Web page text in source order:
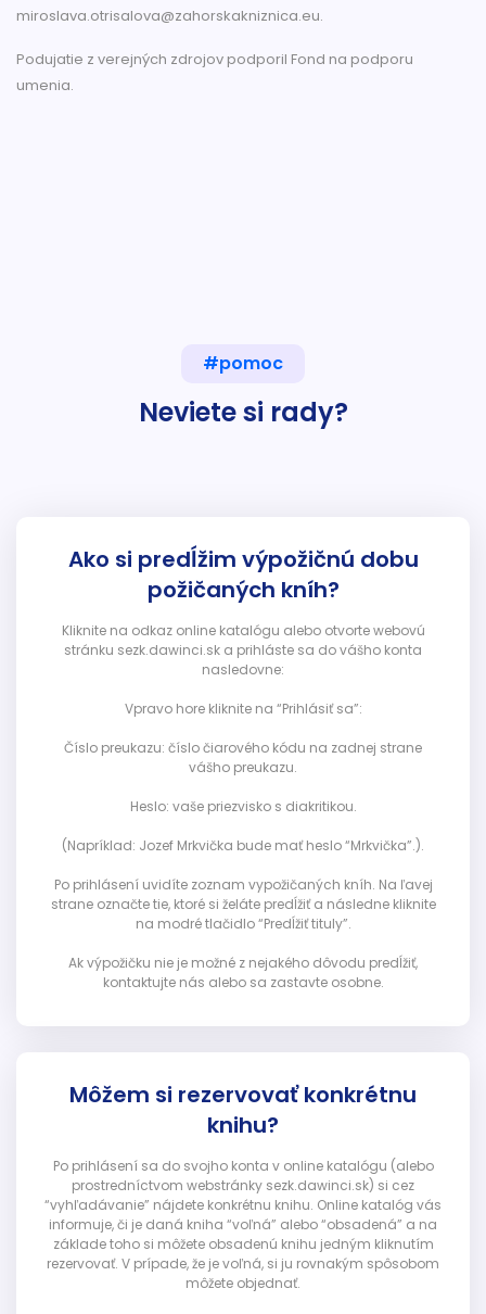
miroslava.otrisalova@zahorskakniznica.eu.
Podujatie z verejných zdrojov podporil Fond na podporu
umenia.
#pomoc
Neviete si rady?
Ako si predĺžim výpožičnú dobu
požičaných kníh?
Kliknite na odkaz online katalógu alebo otvorte webovú
stránku sezk.dawinci.sk a prihláste sa do vášho konta
nasledovne:
Vpravo hore kliknite na “Prihlásiť sa”:
Číslo preukazu: číslo čiarového kódu na zadnej strane
vášho preukazu.
Heslo: vaše priezvisko s diakritikou.
(Napríklad: Jozef Mrkvička bude mať heslo “Mrkvička”.).
Po prihlásení uvidíte zoznam vypožičaných kníh. Na ľavej
strane označte tie, ktoré si želáte predĺžiť a následne kliknite
na modré tlačidlo “Predĺžiť tituly”.
Ak výpožičku nie je možné z nejakého dôvodu predĺžiť,
kontaktujte nás alebo sa zastavte osobne.
Môžem si rezervovať konkrétnu
knihu?
Po prihlásení sa do svojho konta v online katalógu (alebo
prostredníctvom webstránky sezk.dawinci.sk) si cez
“vyhľadávanie” nájdete konkrétnu knihu. Online katalóg vás
informuje, či je daná kniha “voľná” alebo “obsadená” a na
základe toho si môžete obsadenú knihu jedným kliknutím
rezervovať. V prípade, že je voľná, si ju rovnakým spôsobom
môžete objednať.